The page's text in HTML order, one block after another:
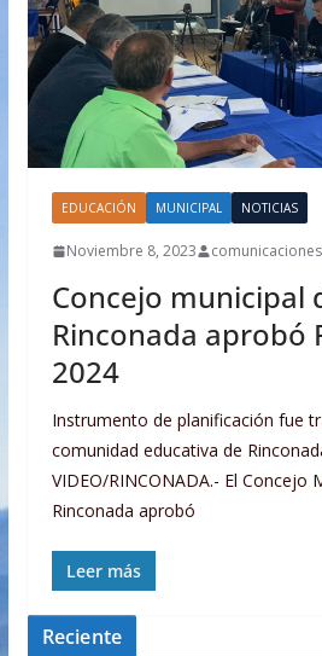
EDUCACIÓN MUNICIPAL NOTICIAS
Noviembre 8, 2023
Concejo municipal
Rinconada aprobó
2024
Instrumento de planificación fue
comunidad educativa de
VIDEO/RINCONADA.- El Concejo
Rinconada aprobó
Leer más
Reciente